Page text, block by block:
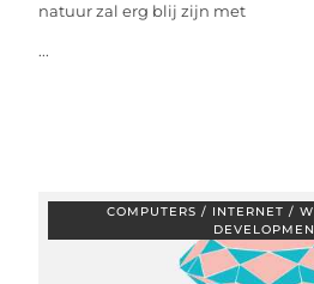
natuur zal erg blij zijn met
...
COMPUTERS / INTERNET /